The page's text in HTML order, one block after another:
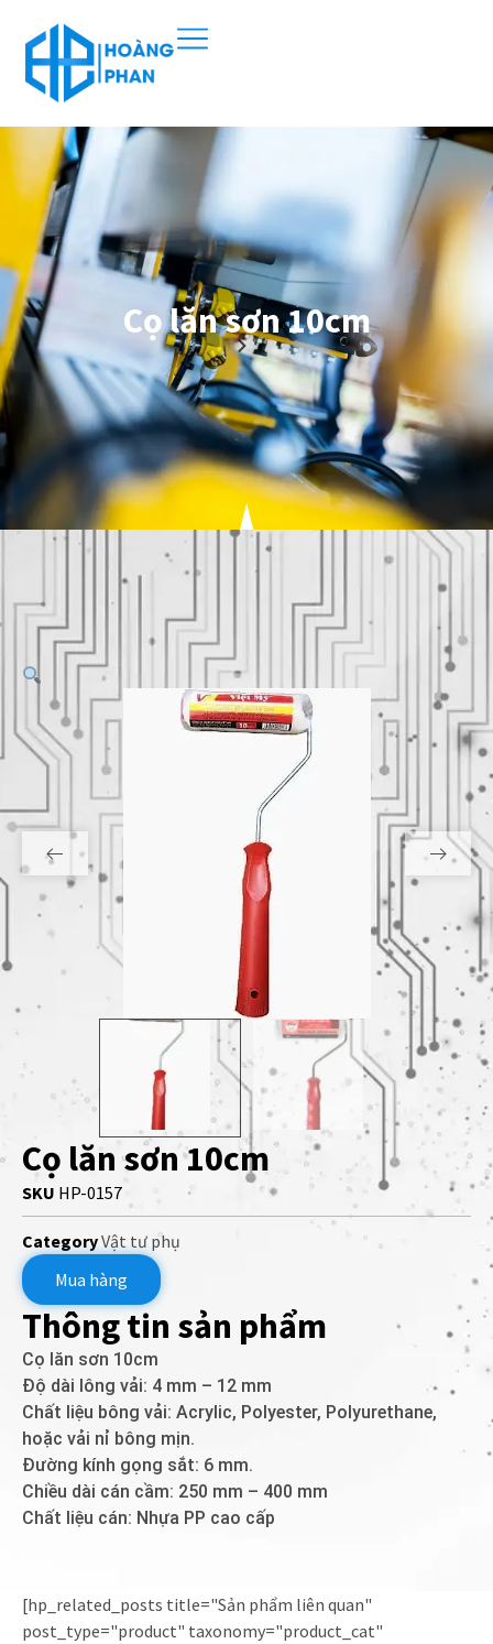
Cọ lăn sơn 10cm
Cọ lăn sơn 10cm
SKU HP-0157
CategoryVật tư phụ
Mua hàng
Thông tin sản phẩm
Cọ lăn sơn 10cm
Độ dài lông vải: 4 mm – 12 mm
Chất liệu bông vải: Acrylic, Polyester, Polyurethane,
hoặc vải nỉ bông mịn.
Đường kính gọng sắt: 6 mm.
Chiều dài cán cầm: 250 mm – 400 mm
Chất liệu cán: Nhựa PP cao cấp
[hp_related_posts title="Sản phẩm liên quan"
post_type="product" taxonomy="product_cat"